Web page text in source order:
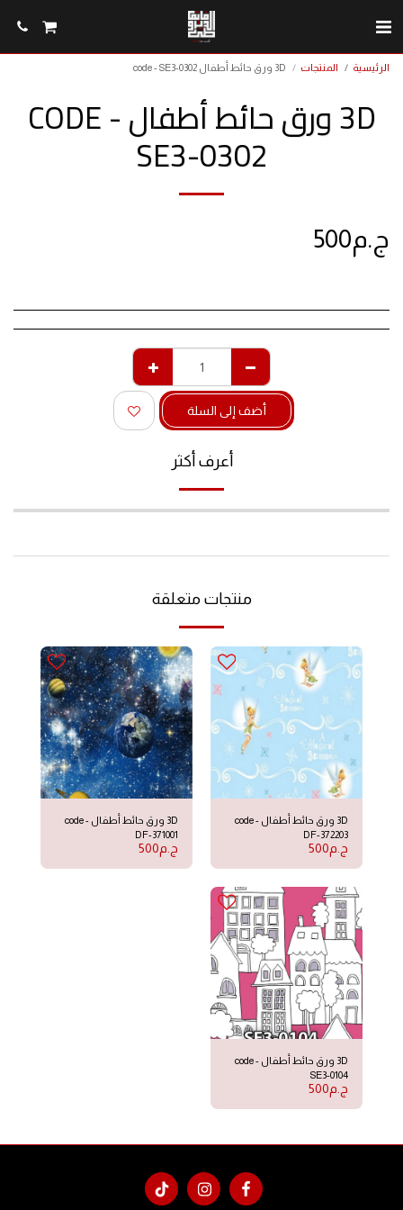
الرئيسية المنتجات 3D ورق حائط أطفال code - SE3-0302
3D ورق حائط أطفال CODE -
SE3-0302
ج.م500
أضف إلى السلة
أعرف أكثر
منتجات متعلقة
3D ورق حائط أطفال code -
DF-372203
ج.م500
3D ورق حائط أطفال code -
DF-371001
ج.م500
3D ورق حائط أطفال code -
SE3-0104
ج.م500